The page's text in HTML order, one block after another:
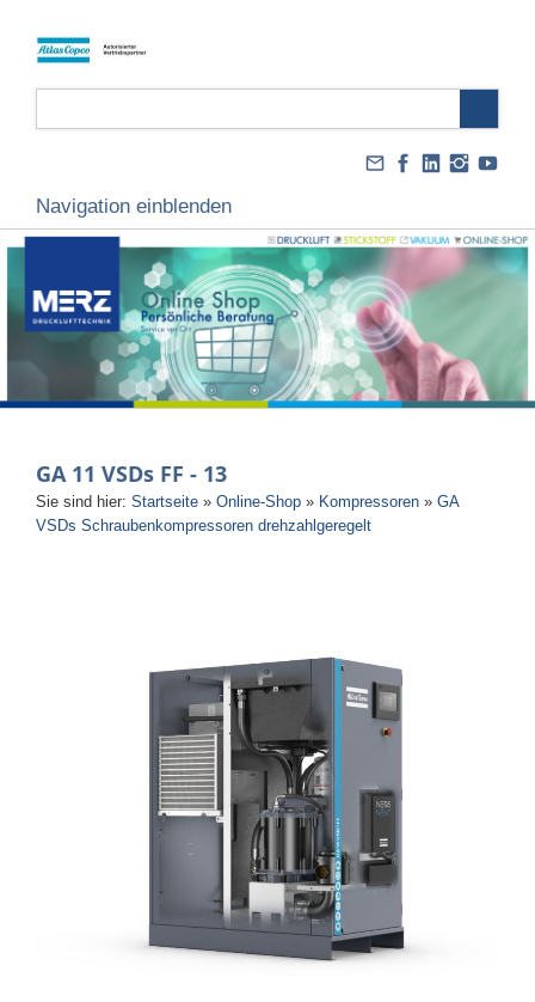
Navigation einblenden
GA 11 VSDs FF - 13
Sie sind hier: Startseite » Online-Shop » Kompressoren » GA
VSDs Schraubenkompressoren drehzahlgeregelt